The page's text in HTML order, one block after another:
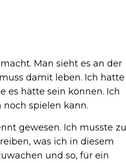
Man sieht es an der
damit leben. Ich hatte
es hätte sein können. Ich
spielen kann.
gewesen. Ich musste zu
was ich in diesem
und so, für ein